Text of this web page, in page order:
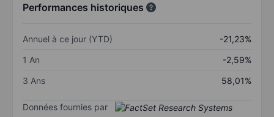
Performances historiques
Annuel à ce jour (YTD)
-21,23%
1 An
-2,59%
3 Ans
58,01%
Données fournies par